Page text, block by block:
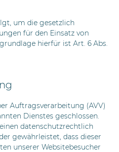
um die gesetzlich
für den Einsatz von
hierfür ist Art. 6 Abs.
Auftragsverarbeitung (AVV)
Dienstes geschlossen.
datenschutzrechtlich
gewährleistet, dass dieser
unserer Websitebesucher